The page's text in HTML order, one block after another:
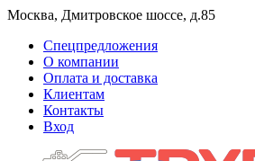
Москва, Дмитровское шоссе, д.85
Спецпредложения
О компании
Оплата и доставка
Клиентам
Контакты
Вход